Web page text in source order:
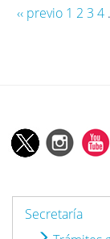
‹‹ previo 1 2 3 4
Secretaría